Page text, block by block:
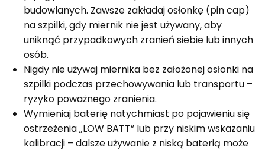
budowlanych. Zawsze zakładaj osłonkę (pin cap)
na szpilki, gdy miernik nie jest używany, aby
uniknąć przypadkowych zranień siebie lub innych
osób.
Nigdy nie używaj miernika bez założonej osłonki na
szpilki podczas przechowywania lub transportu –
ryzyko poważnego zranienia.
Wymieniaj baterię natychmiast po pojawieniu się
ostrzeżenia „LOW BATT” lub przy niskim wskazaniu
kalibracji – dalsze używanie z niską baterią może